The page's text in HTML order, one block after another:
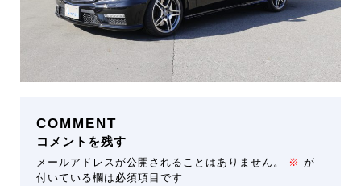
COMMENT
コメントを残す
メールアドレスが公開されることはありません。 ※ が
付いている欄は必須項目です